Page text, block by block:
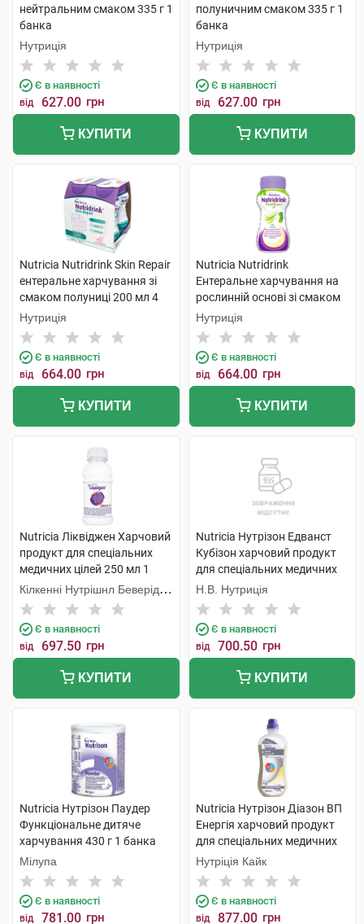
нейтральним смаком 335 г 1
банка
Нутриція
Є в наявності
від 627.00 грн
КУПИТИ
полуничним смаком 335 г 1
банка
Нутриція
Є в наявності
від 627.00 грн
КУПИТИ
Nutricia Nutridrink Skin Repair
ентеральне харчування зі
смаком полуниці 200 мл 4
пляшки
Нутриція
Є в наявності
від 664.00 грн
КУПИТИ
Nutricia Nutridrink
Ентеральне харчування на
рослинній основі зі смаком
манго-маракуйя 200 мл 4 шт
Нутриція
Є в наявності
від 664.00 грн
КУПИТИ
Nutricia Ліквіджен Харчовий
продукт для спеціальних
медичних цілей 250 мл 1
флакон
Кілкенні Нутрішнл Беверідж
Компані Лтд
Є в наявності
від 697.50 грн
КУПИТИ
Nutricia Нутрізон Едванст
Кубізон харчовий продукт
для спеціальних медичних
цілей 1 000 мл 1 флакон
Н.В. Нутриція
Є в наявності
від 700.50 грн
КУПИТИ
Nutricia Нутрізон Паудер
Функціональне дитяче
харчування 430 г 1 банка
Мілупа
Є в наявності
від 781.00 грн
Nutricia Нутрізон Діазон ВП
Енергія харчовий продукт
для спеціальних медичних
цілей 1 000 мл 1 флакон
Нутріція Кайк
Є в наявності
від 877.00 грн